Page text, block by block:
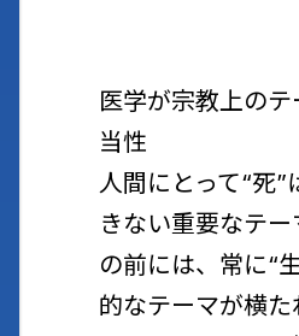
医学が宗教上の
当性
人間にとって“死
きない重要なテ
の前には、常に“
的なテーマが横た